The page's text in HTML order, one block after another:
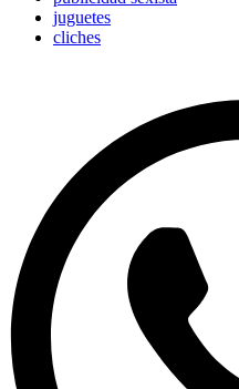
juguetes
cliches